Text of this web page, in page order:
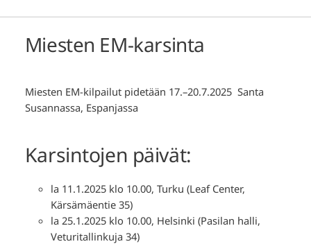
Miesten EM-karsinta
Miesten EM-kilpailut pidetään 17.–20.7.2025 Santa
Susannassa, Espanjassa
Karsintojen päivät:
la 11.1.2025 klo 10.00, Turku (Leaf Center,
Kärsämäentie 35)
la 25.1.2025 klo 10.00, Helsinki (Pasilan halli,
Veturitallinkuja 34)